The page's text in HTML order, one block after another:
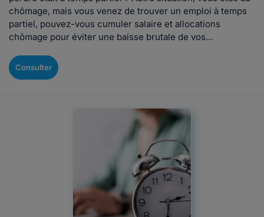
chômage, mais vous venez de trouver un emploi à temps
partiel, pouvez-vous cumuler salaire et allocations
chômage pour éviter une baisse brutale de vos...
Consulter